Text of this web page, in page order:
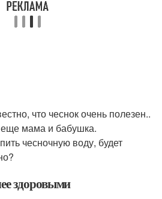
что чеснок очень полезен..
еще мама и бабушка.
чесночную воду, будет
здоровыми